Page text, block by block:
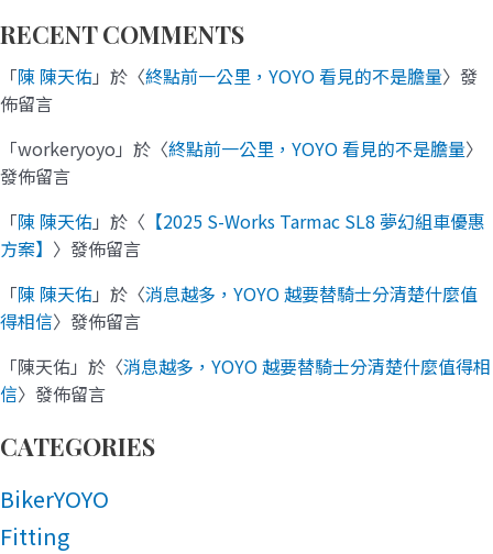
RECENT COMMENTS
「陳 陳天佑」於〈終點前一公里，YOYO 看見的不是膽量〉發
佈留言
「workeryoyo 」於〈終點前一公里，YOYO 看見的不是膽量〉
發佈留言
「陳 陳天佑」於〈 【2025 S-Works Tarmac SL8 夢幻組車優惠
方案】 〉發佈留言
「陳 陳天佑」於〈消息越多，YOYO 越要替騎士分清楚什麼值
得相信〉發佈留言
「陳天佑」於〈消息越多，YOYO 越要替騎士分清楚什麼值得相
信〉發佈留言
CATEGORIES
BikerYOYO
Fitting